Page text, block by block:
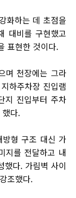
화하는 데 초점을
대비를 구현했고
표현한 것이다.
며 천장에는 그라
하주차장 진입램
지 진입부터 주차
다.
형 구조 대신 가
지를 전달하고 내
했다. 가림벽 사이
조했다.